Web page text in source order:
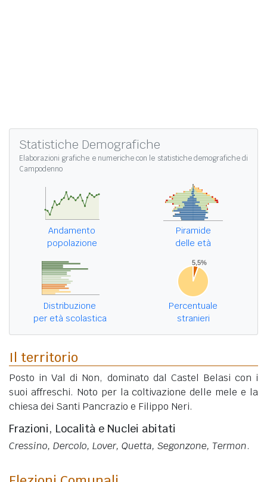
Statistiche Demografiche
Elaborazioni grafiche e numeriche con le statistiche demografiche di
Campodenno
Andamento
popolazione
Piramide
delle età
Distribuzione
per età scolastica
Percentuale
stranieri
Il territorio
Posto in Val di Non, dominato dal Castel Belasi con i
suoi affreschi. Noto per la coltivazione delle mele e la
chiesa dei Santi Pancrazio e Filippo Neri.
Frazioni, Località e Nuclei abitati
Cressino, Dercolo, Lover, Quetta, Segonzone, Termon.